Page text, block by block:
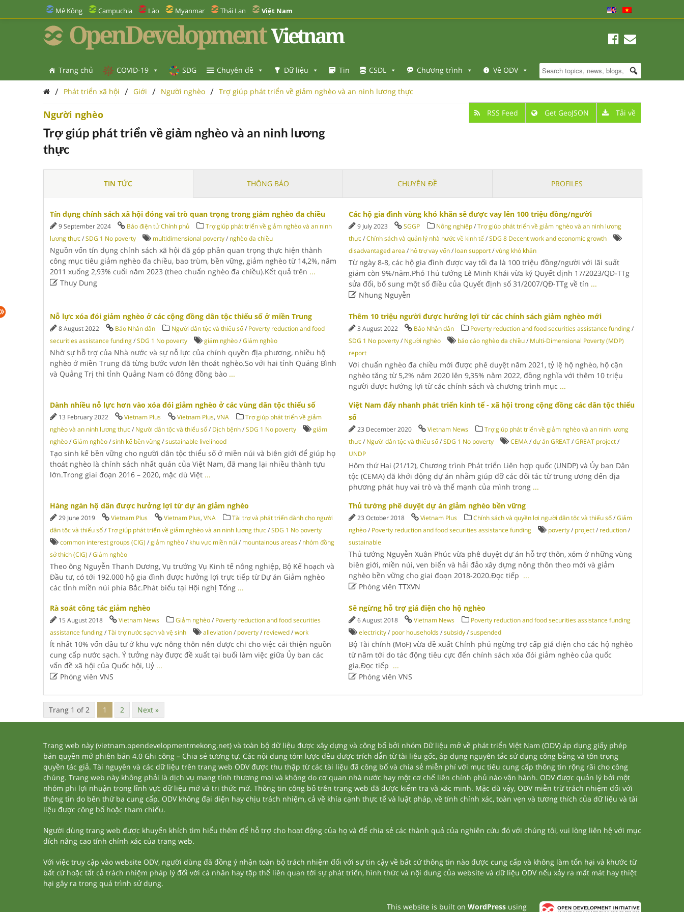
Mê Kông Campuchia Lào Myanmar Thái Lan Việt Nam
OpenDevelopment Vietnam
Trang chủ COVID-19 SDG Chuyên đề Dữ liệu Tin CSDL Chương trình Về ODV
/ Phát triển xã hội / Giới / Người nghèo / Trợ giúp phát triển về giảm nghèo và an ninh lương thực
Người nghèo
Trợ giúp phát triển về giảm nghèo và an ninh lương
thực
RSS Feed Get GeoJSON Tải về
TIN TỨC THÔNG BÁO CHUYÊN ĐỀ PROFILES
Tín dụng chính sách xã hội đóng vai trò quan trọng trong giảm nghèo đa chiều
9 September 2024 Báo điện tử Chính phủ
Trợ giúp phát triển về giảm nghèo và an ninh
lương thực/SDG 1 No poverty multidimensional poverty/ nghèo đa chiều
Nguồn vốn tín dụng chính sách xã hội đã góp phần quan trọng thực hiện thành
công mục tiêu giảm nghèo đa chiều, bao trùm, bền vững, giảm nghèo từ 14,2%, năm
2011 xuống 2,93% cuối năm 2023 (theo chuẩn nghèo đa chiều).Kết quả trên ...
Thuy Dung
Các hộ gia đình vùng khó khăn sẽ được vay lên 100 triệu đồng/người
9 July 2023 SGGP Nông nghiệp/Trợ giúp phát triển về giảm nghèo và an ninh lương
thực/Chính sách và quản lý nhà nước về kinh tế/SDG 8 Decent work and economic growth
disadvantaged area / hỗ trợ vay vốn/ loan support/vùng khó khăn
Từ ngày 8-8, các hộ gia đình được vay tối đa là 100 triệu đồng/người với lãi suất
giảm còn 9%/năm.Phó Thủ tướng Lê Minh Khái vừa ký Quyết định 17/2023/QĐ-TTg
sửa đổi, bổ sung một số điều của Quyết định số 31/2007/QĐ-TTg về tín ...
 Nhung Nguyễn
Nỗ lực xóa đói giảm nghèo ở các cộng đồng dân tộc thiểu số ở miền Trung
8 August 2022 Báo Nhân dân Người dân tộc và thiểu số/ Poverty reduction and food
securities assistance funding/SDG 1 No poverty giảm nghèo/Giảm nghèo
Nhờ sự hỗ trợ của Nhà nước và sự nỗ lực của chính quyền địa phương, nhiều hộ
nghèo ở miền Trung đã từng bước vươn lên thoát nghèo.So với hai tỉnh Quảng Bình
và Quảng Trị thì tỉnh Quảng Nam có đông đồng bào ...
Thêm 10 triệu người được hưởng lợi từ các chính sách giảm nghèo mới
3 August 2022 Báo Nhân dân Poverty reduction and food securities assistance funding/
SDG 1 No poverty/ Người nghèo báo cáo nghèo đa chiều/ Multi-Dimensional Poverty (MDP)
report
Với chuẩn nghèo đa chiều mới được phê duyệt năm 2021, tỷ lệ hộ nghèo, hộ cận
nghèo tăng từ 5,2% năm 2020 lên 9,35% năm 2022, đồng nghĩa với thêm 10 triệu
người được hưởng lợi từ các chính sách và chương trình mục ...
Dành nhiều nỗ lực hơn vào xóa đói giảm nghèo ở các vùng dân tộc thiểu số
13 February 2022 Vietnam Plus Vietnam Plus, VNA
Trợ giúp phát triển về giảm
nghèo và an ninh lương thực/ Người dân tộc và thiểu số/ Dịch bệnh/SDG 1 No poverty
giảm
nghèo/Giảm nghèo/sinh kế bền vững/sustainable livelihood
Tạo sinh kế bền vững cho người dân tộc thiểu số ở miền núi và biên giới để giúp họ
thoát nghèo là chính sách nhất quán của Việt Nam, đã mang lại nhiều thành tựu
lớn.Trong giai đoạn 2016 – 2020, mặc dù Việt ...
Việt Nam đẩy nhanh phát triển kinh tế - xã hội trong cộng đồng các dân tộc thiểu
số
23 December 2020 Vietnam News
Trợ giúp phát triển về giảm nghèo và an ninh lương
thực/ Người dân tộc và thiểu số/SDG 1 No poverty CEMA/dự án GREAT/GREAT project/
UNDP
Hôm thứ Hai (21/12), Chương trình Phát triển Liên hợp quốc (UNDP) và Ủy ban Dân
tộc (CEMA) đã khởi động dự án nhằm giúp đỡ các đối tác từ trung ương đến địa
phương phát huy vai trò và thế mạnh của mình trong ...
Hàng ngàn hộ dân được hưởng lợi từ dự án giảm nghèo
29 June 2019 Vietnam Plus Vietnam Plus, VNA
Tài trợ và phát triển dành cho người
dân tộc và thiểu số/Trợ giúp phát triển về giảm nghèo và an ninh lương thực/SDG 1 No poverty
common interest groups (CIG) /giảm nghèo/ khu vực miền núi / mountainous areas/ nhóm đồng
sở thích (CIG) /Giảm nghèo
Theo ông Nguyễn Thanh Dương, Vụ trưởng Vụ Kinh tế nông nghiệp, Bộ Kế hoạch và
Đầu tư, có tới 192.000 hộ gia đình được hưởng lợi trực tiếp từ Dự án Giảm nghèo
các tỉnh miền núi phía Bắc.Phát biểu tại Hội nghị Tổng ...
Thủ tướng phê duyệt dự án giảm nghèo bền vững
23 October 2018 Vietnam Plus Chính sách và quyền lợi người dân tộc và thiểu số/Giảm
nghèo/ Poverty reduction and food securities assistance funding poverty/ project/ reduction/
sustainable
Thủ tướng Nguyễn Xuân Phúc vừa phê duyệt dự án hỗ trợ thôn, xóm ở những vùng
biên giới, miền núi, ven biển và hải đảo xây dựng nông thôn theo mới và giảm
nghèo bền vững cho giai đoạn 2018-2020.Đọc tiếp ...
 Phóng viên TTXVN
Rà soát công tác giảm nghèo
15 August 2018 Vietnam News Giảm nghèo/ Poverty reduction and food securities
assistance funding/Tài trợ nước sạch và vệ sinh alleviation/ poverty/ reviewed/work
Ít nhất 10% vốn đầu tư ở khu vực nông thôn nên được chi cho việc cải thiện nguồn
cung cấp nước sạch. Ý tưởng này được đề xuất tại buổi làm việc giữa Ủy ban các
vấn đề xã hội của Quốc hội, Uỷ ...
Phóng viên VNS
Sẽ ngừng hỗ trợ giá điện cho hộ nghèo
6 August 2018 Vietnam News
Poverty reduction and food securities assistance funding
electricity/ poor households/subsidy/suspended
Bộ Tài chính (MoF) vừa đề xuất Chính phủ ngừng trợ cấp giá điện cho các hộ nghèo
từ năm tới do tác động tiêu cực đến chính sách xóa đói giảm nghèo của quốc
gia.Đọc tiếp ...
 Phóng viên VNS
Trang 1 of 2 1 2 Next »
Trang web này (vietnam.opendevelopmentmekong.net) và toàn bộ dữ liệu được xây dựng và công bố bởi nhóm Dữ liệu mở về phát triển Việt Nam (ODV) áp dụng giấy phép
bản quyền mở phiên bản 4.0 Ghi công – Chia sẻ tương tự. Các nội dung tóm lược đều được trích dẫn từ tài liêu gốc, áp dụng nguyên tắc sử dụng công bằng và tôn trọng
quyền tác giả. Tài nguyên và các dữ liệu trên trang web ODV được thu thập từ các tài liệu đã công bố và chia sẻ miễn phí với mục tiêu cung cấp thông tin rộng rãi cho công
chúng. Trang web này không phải là dịch vụ mang tính thương mại và không do cơ quan nhà nước hay một cơ chế liên chính phủ nào vận hành. ODV được quản lý bởi một
nhóm phi lợi nhuận trong lĩnh vực dữ liệu mở và tri thức mở. Thông tin công bố trên trang web đã được kiểm tra và xác minh. Mặc dù vậy, ODV miễn trừ trách nhiệm đối với
thông tin do bên thứ ba cung cấp. ODV không đại diện hay chịu trách nhiệm, cả về khía cạnh thực tế và luật pháp, về tính chính xác, toàn vẹn và tương thích của dữ liệu và tài
liệu được công bố hoặc tham chiếu.
Người dùng trang web được khuyến khích tìm hiểu thêm để hỗ trợ cho hoạt động của họ và để chia sẻ các thành quả của nghiên cứu đó với chúng tôi, vui lòng liên hệ với mục
đích nâng cao tính chính xác của trang web.
Với việc truy cập vào website ODV, người dùng đã đồng ý nhận toàn bộ trách nhiệm đối với sự tin cậy về bất cứ thông tin nào được cung cấp và không làm tổn hại và khước từ
bất cứ hoặc tất cả trách nhiệm pháp lý đối với cá nhân hay tập thể liên quan tới sự phát triển, hình thức và nội dung của website và dữ liệu ODV nếu xảy ra mất mát hay thiệt
hại gây ra trong quá trình sử dụng.
This website is built on WordPressusing